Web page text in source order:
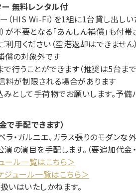
無料レンタル付
HIS Wi-Fi）を1組に1台貸し出しい
が不要となる「あんしん補償」も付
用ください（空港返却はできません）
償の対象外です
うことができます（推奨は5台まで
が制限される場合があります
として手荷物でお願いします。予
手配できます）
・ガルニエ、ガラス張りのモダン
の演目を手配します。（要追加代金
ール一覧はこちら＞
ジュール一覧はこちら＞
いはいたしかねます。